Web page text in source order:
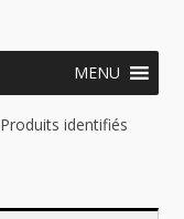
MENU
Produits identifiés